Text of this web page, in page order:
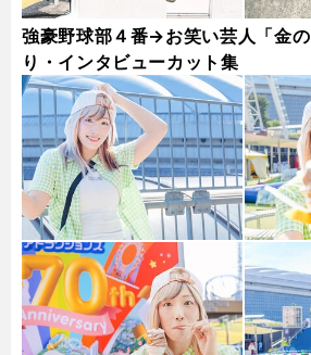
強豪野球部４番→お笑い芸人「金
り・インタビューカット集